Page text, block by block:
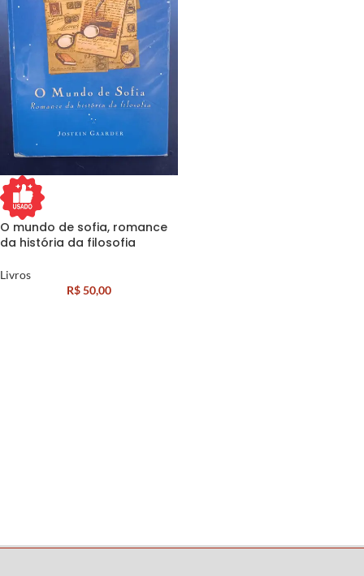
O mundo de sofia, romance
da história da filosofia
Livros
R$50,00